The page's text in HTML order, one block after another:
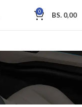
0 BS. 0,00